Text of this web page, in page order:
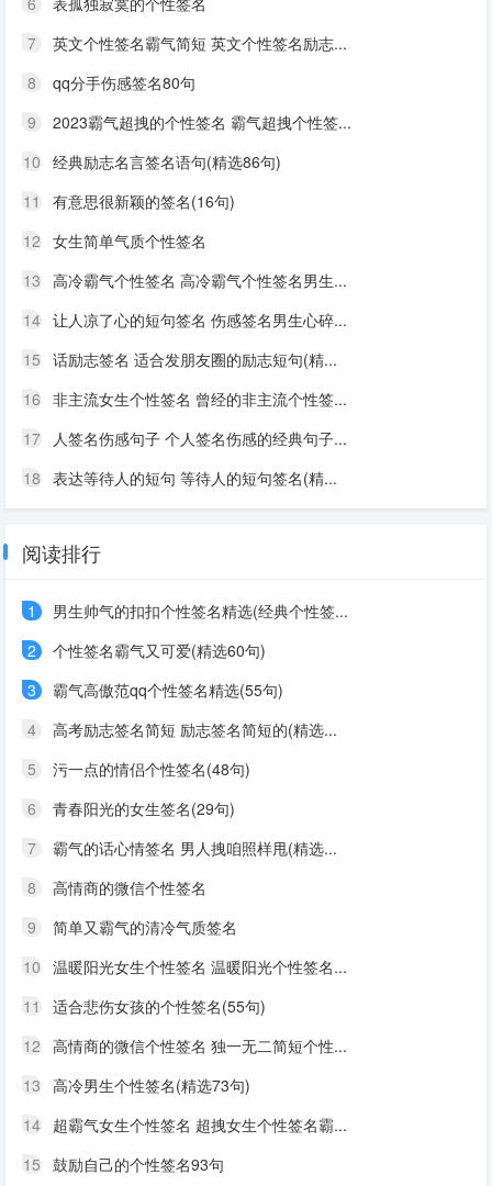
7
英文个性签名霸气简短 英文个性签名励志...
8
qq分手伤感签名80句
9
2023霸气超拽的个性签名 霸气超拽个性签...
10 经典励志名言签名语句(精选86句)
11
有意思很新颖的签名(16句)
12 女生简单气质个性签名
13 高冷霸气个性签名 高冷霸气个性签名男生...
14 让人凉了心的短句签名 伤感签名男生心碎...
15 话励志签名 适合发朋友圈的励志短句(精...
16 非主流女生个性签名 曾经的非主流个性签...
17
人签名伤感句子 个人签名伤感的经典句子...
18 表达等待人的短句 等待人的短句签名(精...
阅读排行
1
男生帅气的扣扣个性签名精选(经典个性签...
2
个性签名霸气又可爱(精选60句)
3
霸气高傲范qq个性签名精选(55句)
4
高考励志签名简短 励志签名简短的(精选...
5
污一点的情侣个性签名(48句)
6
青春阳光的女生签名(29句)
7
霸气的话心情签名 男人拽咱照样甩(精选...
8
高情商的微信个性签名
9
简单又霸气的清冷气质签名
10 温暖阳光女生个性签名 温暖阳光个性签名...
11
适合悲伤女孩的个性签名(55句)
12 高情商的微信个性签名 独一无二简短个性...
13 高冷男生个性签名(精选73句)
14 超霸气女生个性签名 超拽女生个性签名霸...
15 鼓励自己的个性签名93句